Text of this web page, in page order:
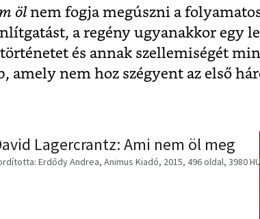
öl nem fogja megúszni a
a regény ugyanakkor egy
és annak szellemiségét
amely nem hoz szégyent az első
Lagercrantz: Ami nem öl meg
Erdődy Andrea, Animus Kiadó, 2015, 496 oldal, 3980